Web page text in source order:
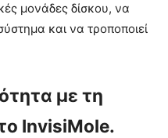
μονάδες δίσκου, να
και να τροποποιεί
με τη
InvisiMole.